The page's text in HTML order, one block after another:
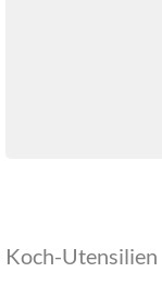
Koch-Utensilien